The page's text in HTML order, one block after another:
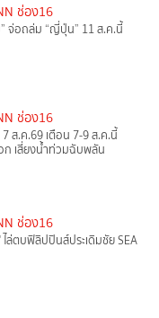
ช่อง16
จ่อถล่ม “ญี่ปุ่น” 11 ส.ค.นี้
ช่อง16
ส.ค.69 เตือน 7-9 ส.ค.นี้
ก เสี่ยงน้ำท่วมฉับพลัน
ช่อง16
ล่ตบฟิลิปปินส์ประเดิมชัย SEA